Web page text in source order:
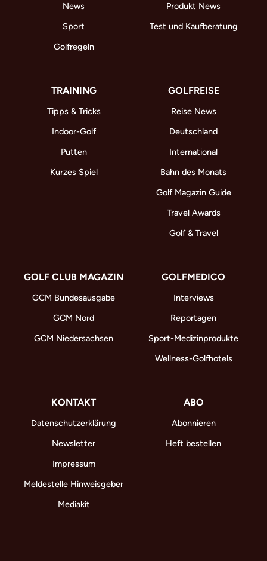
News
Sport
Golfregeln
Produkt News
Test und Kaufberatung
TRAINING
Tipps & Tricks
Indoor-Golf
Putten
Kurzes Spiel
GOLFREISE
Reise News
Deutschland
International
Bahn des Monats
Golf Magazin Guide
Travel Awards
Golf & Travel
GOLF CLUB MAGAZIN
GCM Bundesausgabe
GCM Nord
GCM Niedersachsen
GOLFMEDICO
Interviews
Reportagen
Sport-Medizinprodukte
Wellness-Golfhotels
KONTAKT
Datenschutzerklärung
Newsletter
Impressum
Meldestelle Hinweisgeber
Mediakit
ABO
Abonnieren
Heft bestellen